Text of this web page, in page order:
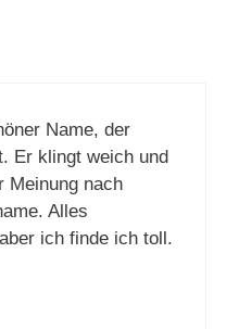
Name, der
Er klingt weich und
Meinung nach
Alles
ich finde ich toll.